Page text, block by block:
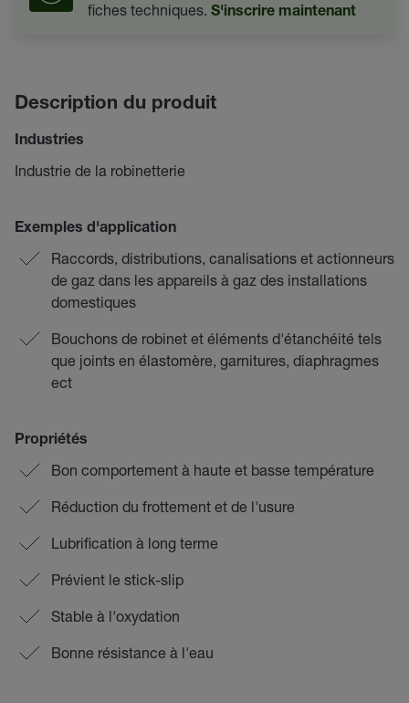
fiches techniques. S'inscrire maintenant
Description du produit
Industries
Industrie de la robinetterie
Exemples d'application
Raccords, distributions, canalisations et actionneurs
de gaz dans les appareils à gaz des installations
domestiques
Bouchons de robinet et éléments d'étanchéité tels
que joints en élastomère, garnitures, diaphragmes
ect
Propriétés
Bon comportement à haute et basse température
Réduction du frottement et de l'usure
Lubrification à long terme
Prévient le stick-slip
Stable à l'oxydation
Bonne résistance à l'eau